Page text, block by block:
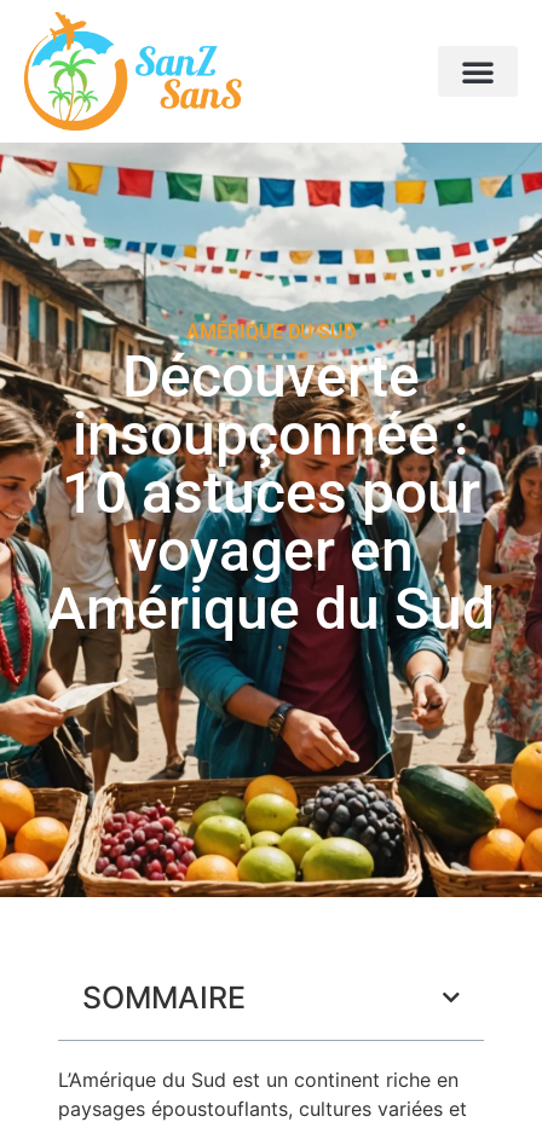
AMÉRIQUE DU SUD
Découverte
insoupçonnée :
10 astuces pour
voyager en
Amérique du Sud
SOMMAIRE
L’Amérique du Sud est un continent riche en
paysages époustouflants, cultures variées et